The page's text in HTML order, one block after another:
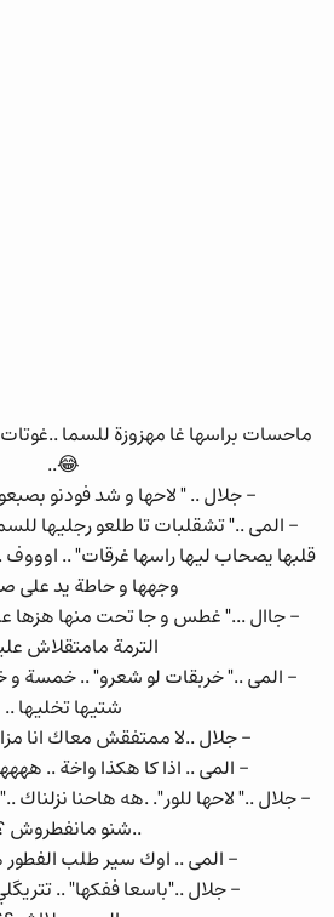
ماحسات براسها غا مهزوزة للسما
😂..
- جلال .. " لاحها و شد فودنو
- المى .." تشقلبات تا طلعو رجليها
قلبها يصحاب ليها راسها غرقات" ..
وجهها و حاطة يد على
- جاال ..." غطس و جا تحت منها هزها على
الترمة مامتقلاش
- المى .." خربقات لو شعرو" .. خمسة و
شتيها تخليها ..
- جلال ..لا ممتفقش معاك انا
- المى .. اذا كا هكذا واخة ..
- جلال .." لاحها للور". .هه هاحنا
..شنو مانفطروش
- المى .. اوك سير طلب الفطور
- جلال .."باسعا ففكها" ..